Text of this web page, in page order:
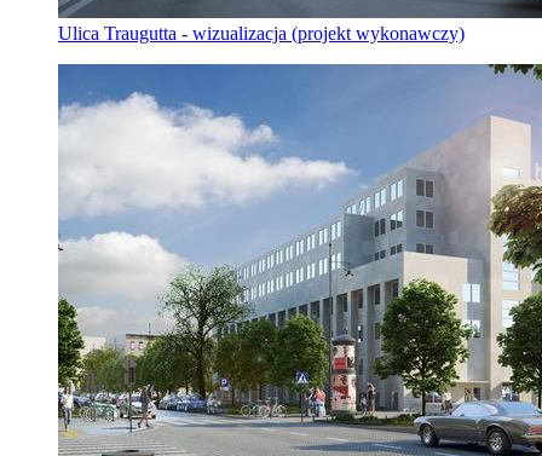
Ulica Traugutta - wizualizacja (projekt wykonawczy)